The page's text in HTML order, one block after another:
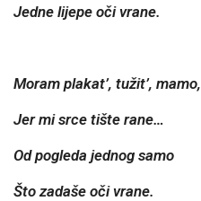
Jedne lijepe oči vrane.
Moram plakat’, tužit’, mamo,
Jer mi srce tište rane…
Od pogleda jednog samo
Što zadaše oči vrane.